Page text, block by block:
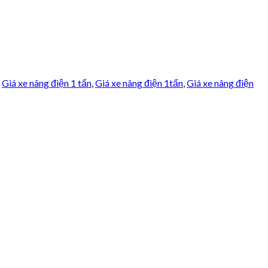
Giá xe nâng điện 1 tấn,Giá xe nâng điện 1tấn,Giá xe nâng điện